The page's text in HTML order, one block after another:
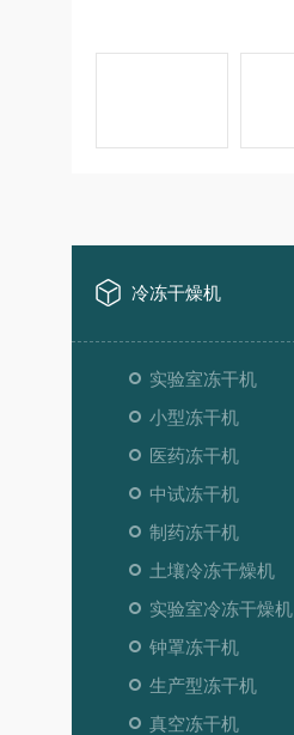
冷冻干燥机
实验室冻干机
小型冻干机
医药冻干机
中试冻干机
制药冻干机
土壤冷冻干燥机
实验室冷冻干燥机
钟罩冻干机
生产型冻干机
真空冻干机